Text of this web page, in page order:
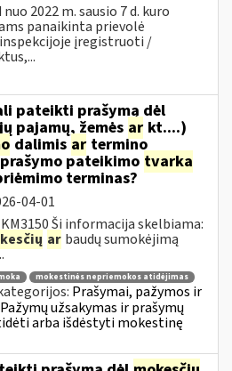
2022 m. sausio 7 d. kuro
panaikinta prievolė
įregistruoti /
pateikti prašymą dėl
pajamų, žemės ar kt....)
dalimis ar termino
pateikimo tvarka
terminas?
04-01
Ši informacija skelbiama:
ar baudų sumokėjimą
mokestinės nepriemokos atidėjimas
Prašymai, pažymos ir
užsakymas ir prašymų
arba išdėstyti mokestinę